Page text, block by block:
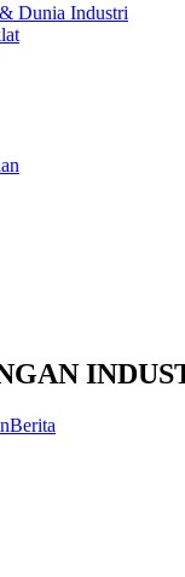
Dunia Industri
Berita